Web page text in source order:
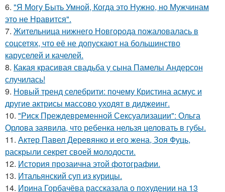
6. "Я Могу Быть Умной, Когда это Нужно, но Мужчинам
это не Нравится".
7. Жительница нижнего Новгорода пожаловалась в
соцсетях, что её не допускают на большинство
каруселей и качелей.
8. Какая красивая свадьба у сына Памелы Андерсон
случилась!
9. Новый тренд селебрити: почему Кристина асмус и
другие актрисы массово уходят в диджеинг.
10. "Риск Преждевременной Сексуализации": Ольга
Орлова заявила, что ребенка нельзя целовать в губы.
11. Актер Павел Деревянко и его жена, Зоя Фуць,
раскрыли секрет своей молодости.
12. История прозаична этой фотографии.
13. Итальянский суп из курицы.
14. Ирина Горбачёва рассказала о похудении на 13